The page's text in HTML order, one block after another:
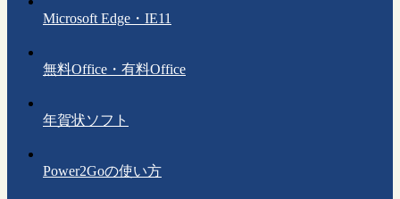
Microsoft Edge・IE11
無料Office・有料Office
年賀状ソフト
Power2Goの使い方